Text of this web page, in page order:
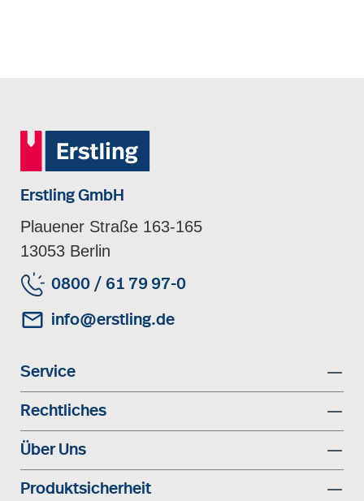
Erstling GmbH
Plauener Straße 163-165
13053 Berlin
0800 / 61 79 97-0
info@erstling.de
Service
Rechtliches
Über Uns
Produktsicherheit